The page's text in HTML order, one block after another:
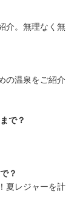
介。無理なく無
の温泉をご紹介
で？
？
夏レジャーを計